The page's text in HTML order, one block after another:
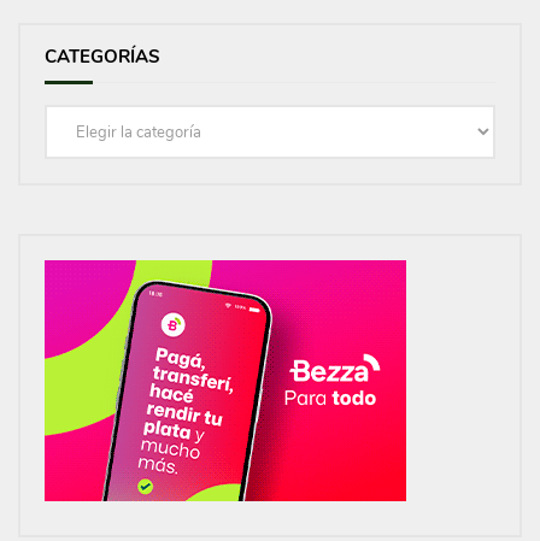
CATEGORÍAS
Categorías